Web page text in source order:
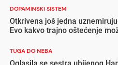
DOPAMINSKI SISTEM
Otkrivena još jedna
Evo kakvo trajno oštećenje
TUGA DO NEBA